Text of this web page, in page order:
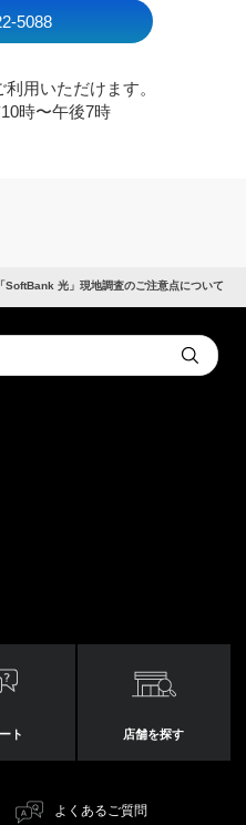
5088
用いただけます。
時〜午後7時
「SoftBank 光」現地調査のご注意点について
Submit
ト 店舗を探す
よくあるご質問